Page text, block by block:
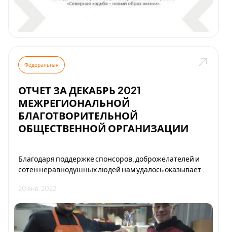
Федеральная
ОТЧЕТ ЗА ДЕКАБРЬ 2021
МЕЖРЕГИОНАЛЬНОЙ
БЛАГОТВОРИТЕЛЬНОЙ
ОБЩЕСТВЕННОЙ ОРГАНИЗАЦИИ
Благодаря поддержке спонсоров, доброжелателей и
сотен неравнодушных людей нам удалось оказывает
семьям, ветеранам войны, инвалидам и людям
попавшим в трудную жизненную ситуацию.
20 янв. 2022